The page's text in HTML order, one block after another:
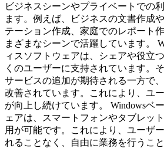
ビジネスシーンやプライベートでの
ます。例えば、ビジネスの文書作成
テーション作成、家庭でのレポート
まざまなシーンで活躍しています。
ィスソフトウェアは、シェアや役立
くのユーザーに支持されています。
サービスの追加が期待される一方で
改善されています。これにより、ユ
が向上し続けています。 Windowsベ
ェアは、スマートフォンやタブレッ
用が可能です。これにより、ユーザ
れることなく、自由に業務を行うこと